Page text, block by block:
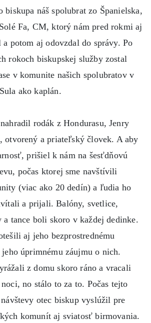
biskupa náš spolubrat zo Španielska,
Fa, CM, ktorý nám pred rokmi aj
potom aj odovzdal do správy. Po
rokoch biskupskej služby zostal
v komunite našich spolubratov v
ako kaplán.
rodák z Hondurasu, Jenry
a priateľský človek. A aby
prišiel k nám na šesťdňovú
počas ktorej sme navštívili
(viac ako 20 dedín) a ľudia ho
a prijali. Balóny, svetlice,
a tance boli skoro v každej dedinke.
aj jeho bezprostrednému
úprimnému záujmu o nich.
z domu skoro ráno a vracali
no stálo to za to. Počas tejto
otec biskup vyslúžil pre
komunít aj sviatosť birmovania.